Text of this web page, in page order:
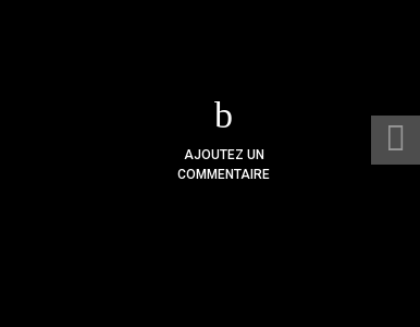
AJOUTEZ UN
COMMENTAIRE